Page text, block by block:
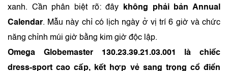
xanh. Cần phân biệt rõ: đây không phải bản Annual
Calendar. Mẫu này chỉ có lịch ngày ở vị trí 6 giờ và chức
năng chỉnh múi giờ bằng kim giờ độc lập.
Omega Globemaster 130.23.39.21.03.001 là chiếc
dress-sport cao cấp, kết hợp vẻ sang trọng cổ điển